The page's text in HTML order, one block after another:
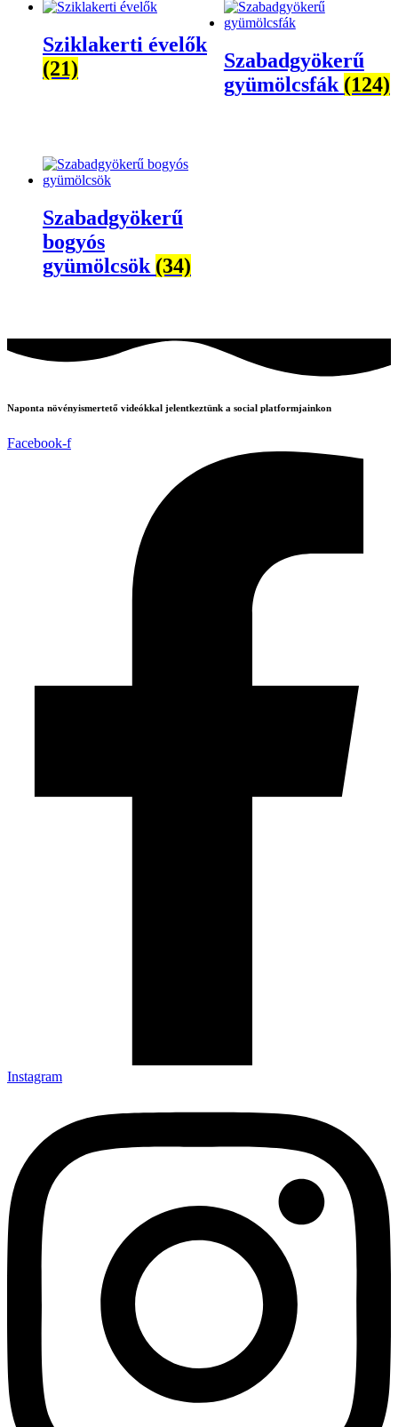
Sziklakerti évelők
(21)
Szabadgyökerű
gyümölcsfák (124)
Szabadgyökerű
bogyós
gyümölcsök (34)
Naponta növényismertető videókkal jelentkeztünk a social platformjainkon
Facebook-f
Instagram